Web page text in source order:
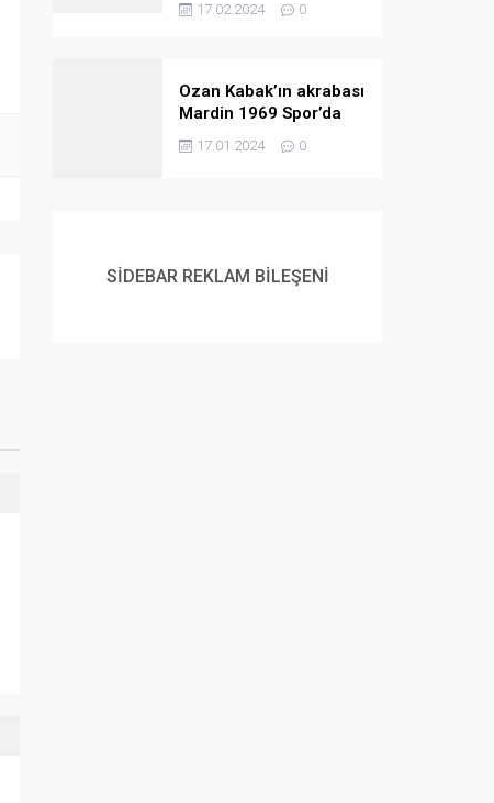
17.02.2024 0
Ozan Kabak’ın akrabası
Mardin 1969 Spor’da
ortaya çıktı
17.01.2024 0
SİDEBAR REKLAM BİLEŞENİ